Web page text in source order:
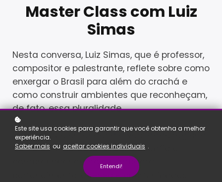
Master Class com Luiz
Simas
Nesta conversa, Luiz Simas, que é professor,
compositor e palestrante, reflete sobre como
enxergar o Brasil para além do crachá e
como construir ambientes que reconheçam,
de fato, essa pluralidade.
Mais do que entender a diversidade regional
como uma característica, o desafio é
compreender como ela impacta
pertencimento, acesso e oportunidades
Este site usa cookies para garantir que você obtenha a melhor
experiência.
Saber mais ou aceitar cookies individuais .
Entendi!